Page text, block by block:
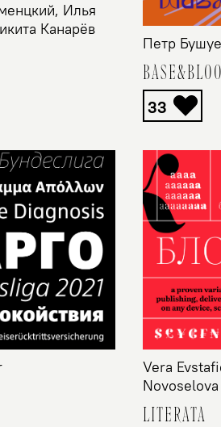
Илья
Канарёв
Петр
Vera
Novoselova
LITERATA